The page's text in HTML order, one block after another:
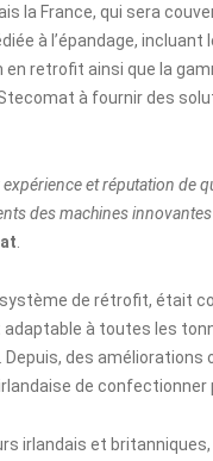
la France, qui sera
à l’épandage, incluant
retrofit ainsi que la
à fournir des
et réputation de
des machines
de rétrofit, était
à toutes les
des améliorations
de confectionner
irlandais et